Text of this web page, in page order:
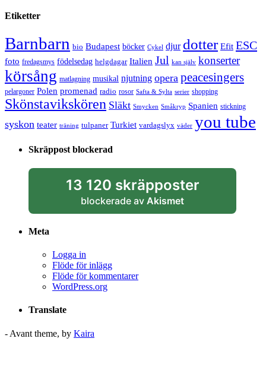
Etiketter
Barnbarn bio Budapest böcker Cykel djur dotter Efit ESC
foto fredagsmys födelsedag helgdagar Italien Jul kan själv konserter
körsång matlagning musikal njutning opera peacesingers
pelargoner Polen promenad radio rosor Safta & Sylta serier shopping
Skönstavikskören Släkt Smycken Småkryp Spanien stickning
syskon teater träning tulpaner Turkiet vardagslyx väder you tube
Skräppost blockerad
13 120 skräpposter
blockerade av Akismet
Meta
Logga in
Flöde för inlägg
Flöde för kommentarer
WordPress.org
Translate
- Avant theme, by Kaira